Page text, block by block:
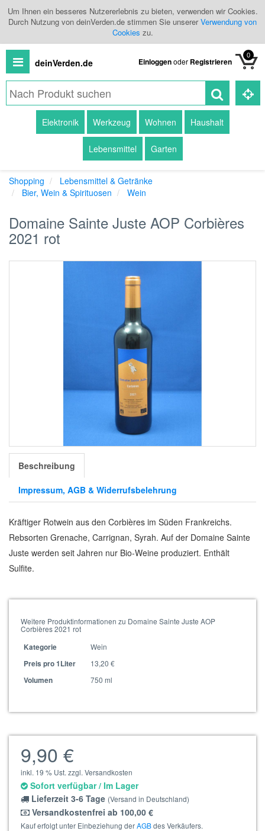
Um Ihnen ein besseres Nutzererlebnis zu bieten, verwenden wir Cookies.
Durch Nutzung von deinVerden.de stimmen Sie unsererVerwendung von
Cookies zu.
deinVerden.de Einloggenoder Registrieren
0
Produkte
Händlerübersicht
Elektronik Werkzeug Wohnen Haushalt
Lebensmittel Garten
Shopping
Lebensmittel & Getränke
Bier, Wein & Spirituosen
Wein
Domaine Sainte Juste AOP Corbières
2021 rot
Beschreibung
Impressum, AGB & Widerrufsbelehrung
Kräftiger Rotwein aus den Corbières im Süden Frankreichs.
Rebsorten Grenache, Carrignan, Syrah. Auf der Domaine Sainte
Juste werden seit Jahren nur Bio-Weine produziert. Enthält
Sulfite.
Weitere Produktinformationen zu Domaine Sainte Juste AOP
Corbières 2021 rot
Kategorie
Wein
Preis pro 1Liter
13,20 €
Volumen
750 ml
9,90 €
inkl. 19 % Ust. zzgl. Versandkosten
Sofort verfügbar / Im Lager
Lieferzeit 3-6 Tage (Versand in Deutschland)
Versandkostenfrei ab 100,00 €
Kauf erfolgt unter Einbeziehung derAGBdes Verkäufers.